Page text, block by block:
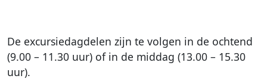
De excursiedagdelen zijn te volgen in de ochtend
(9.00 – 11.30 uur) of in de middag (13.00 – 15.30
uur).